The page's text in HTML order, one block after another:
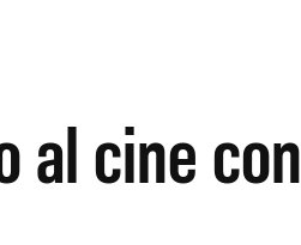
al cine con